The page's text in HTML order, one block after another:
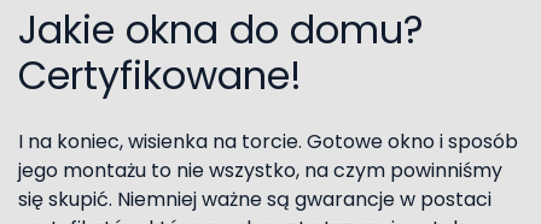
Jakie okna do domu?
Certyfikowane!
I na koniec, wisienka na torcie. Gotowe okno i sposób
jego montażu to nie wszystko, na czym powinniśmy
się skupić. Niemniej ważne są gwarancje w postaci